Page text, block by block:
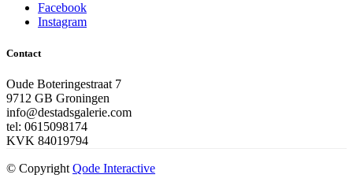
Facebook
Instagram
Contact
Oude Boteringestraat 7
9712 GB Groningen
info@destadsgalerie.com
tel: 0615098174
KVK 84019794
© Copyright Qode Interactive